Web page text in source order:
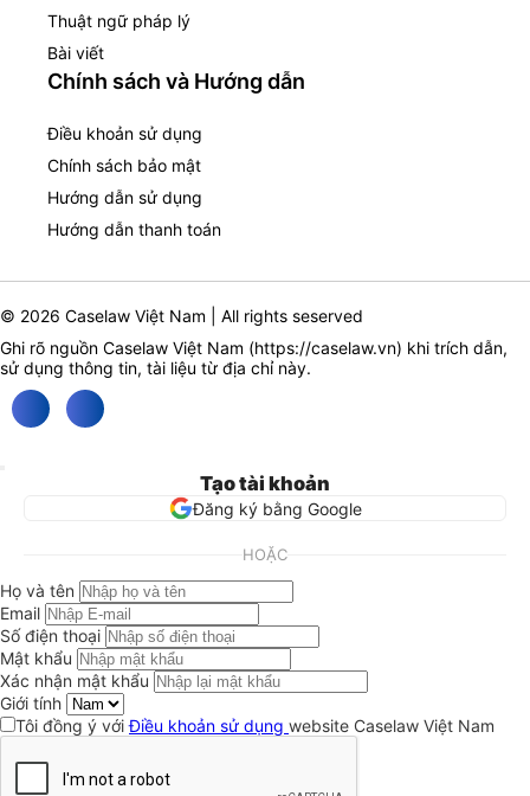
Thuật ngữ pháp lý
Bài viết
Chính sách và Hướng dẫn
Điều khoản sử dụng
Chính sách bảo mật
Hướng dẫn sử dụng
Hướng dẫn thanh toán
© 2026 Caselaw Việt Nam | All rights seserved
Ghi rõ nguồn Caselaw Việt Nam (https://caselaw.vn) khi trích dẫn,
sử dụng thông tin, tài liệu từ địa chỉ này.
Tạo tài khoản
Đăng ký bằng Google
HOẶC
Họ và tên
Email
Số điện thoại
Mật khẩu
Xác nhận mật khẩu
Giới tính
Tôi đồng ý vớiĐiều khoản sử dụng website Caselaw Việt Nam